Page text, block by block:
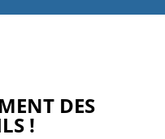
DES
!